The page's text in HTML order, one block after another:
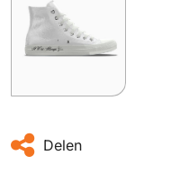
Delen